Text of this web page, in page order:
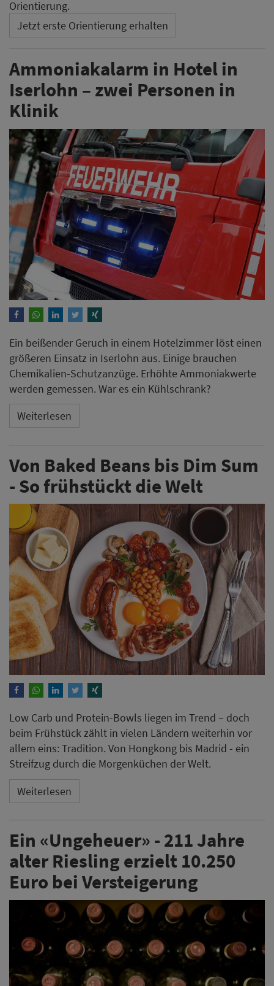
Orientierung.
Jetzt erste Orientierung erhalten
Ammoniakalarm in Hotel in
Iserlohn – zwei Personen in
Klinik
Ein beißender Geruch in einem Hotelzimmer löst einen
größeren Einsatz in Iserlohn aus. Einige brauchen
Chemikalien-Schutzanzüge. Erhöhte Ammoniakwerte
werden gemessen. War es ein Kühlschrank?
Weiterlesen
Von Baked Beans bis Dim Sum
- So frühstückt die Welt
Low Carb und Protein-Bowls liegen im Trend – doch
beim Frühstück zählt in vielen Ländern weiterhin vor
allem eins: Tradition. Von Hongkong bis Madrid - ein
Streifzug durch die Morgenküchen der Welt.
Weiterlesen
Ein «Ungeheuer» - 211 Jahre
alter Riesling erzielt 10.250
Euro bei Versteigerung